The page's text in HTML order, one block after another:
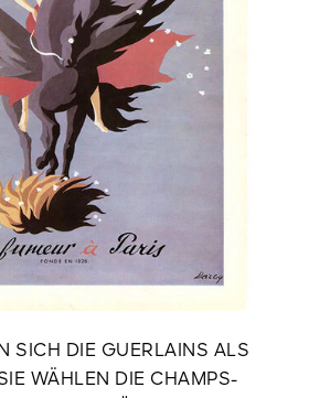
SICH DIE GUERLAINS ALS
WÄHLEN DIE CHAMPS-